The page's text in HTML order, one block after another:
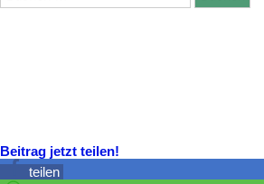
Beitrag jetzt teilen!
teilen